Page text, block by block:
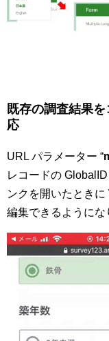
既存の調査結果
応
URL パラメーター “
レコードの
ンクを開いたとき
編集できるようにな